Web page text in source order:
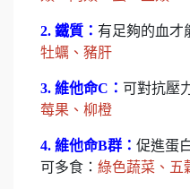
2. 鐵質： 有足夠的血才
牡蠣、豬肝
3. 維他命C： 可對抗壓
莓果、柳橙
4. 維他命B群： 促進蛋
可多食： 綠色蔬菜、五